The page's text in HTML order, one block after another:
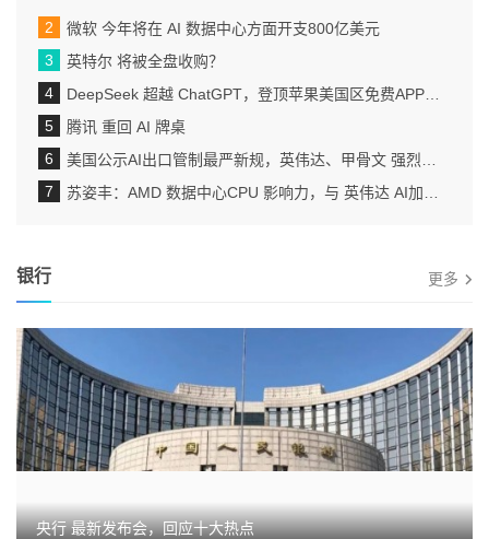
微软 今年将在 AI 数据中心方面开支800亿美元
英特尔 将被全盘收购？
DeepSeek 超越 ChatGPT，登顶苹果美国区免费APP下载排行榜
腾讯 重回 AI 牌桌
美国公示AI出口管制最严新规，英伟达、甲骨文 强烈抗议
苏姿丰：AMD 数据中心CPU 影响力，与 英伟达 AI加速器地位相当
银行 更多
央行 最新发布会，回应十大热点